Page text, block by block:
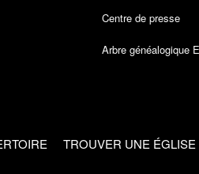
Centre de presse
Arbre généalogique
TROUVER UNE ÉGLISE